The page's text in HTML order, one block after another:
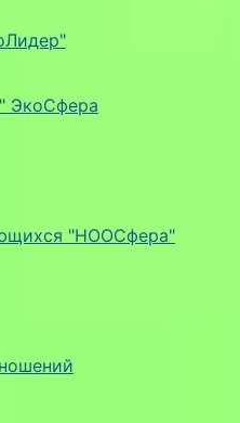
ЭкоСфера
"НООСфера"